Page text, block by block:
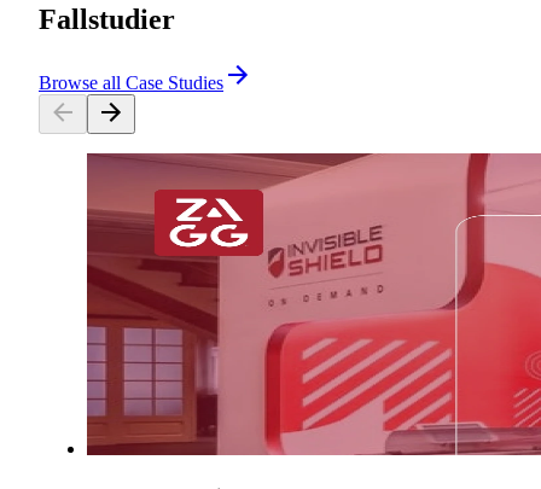
Fallstudier
Browse all Case Studies